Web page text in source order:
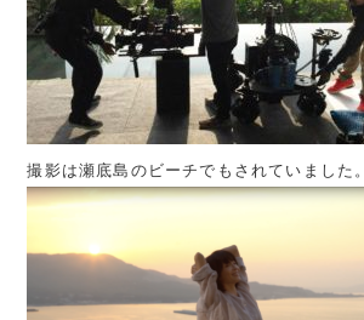
撮影は瀬底島のビーチでもされていました。